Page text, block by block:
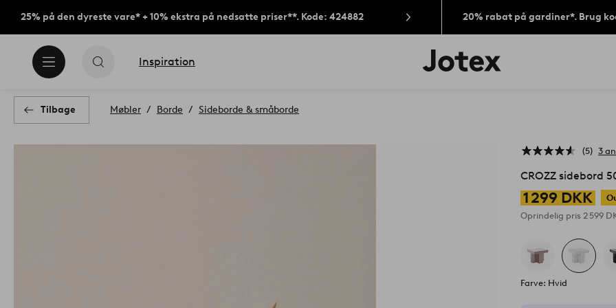
25% på den dyreste vare* + 10% ekstra på nedsatte priser**. Kode: 424882 20% rabat på gardiner*. Brug
Inspiration
Jotex
logo
Tilbage Møbler Borde Sideborde & småborde
5 3
CROZZ sidebord
1 299 DKK
Oprindelig pris 2 599
Farve: Hvid